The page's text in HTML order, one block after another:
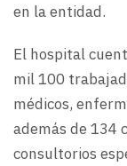
en la entidad.
El hospital
mil 100
médicos,
además de 134
consultorios